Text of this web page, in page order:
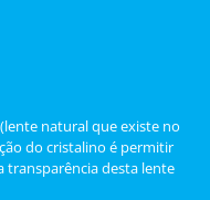
natural que existe no
do cristalino é permitir
transparência desta lente